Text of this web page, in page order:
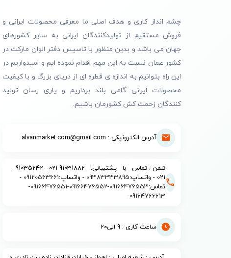
چشم انداز کاری و هدف اصلی ما معرفی محصولات ایرانی و
فروش مستقیم از تولیدکنندگان ایرانی به سایر کشورهای
جهان می باشد و بدین منظور با تاسیس دفتر الوان مارکت در
کشور عمان نسبت به این مهم اقدام نموده ایم و امیدواریم در
این راه بتوانیم به اندازه ی قطره ای از دریای بزرگ و با کیفیت
محصولات ایرانی گامی بلند برداریم و یاری رسان تولید
کنندگان زحمت کش کشورمان باشیم.
آدرس الکترونیکی : alvanmarket.com@gmail.com
تلفن : تماس - با - پشتیبانی: - 91031882-021 - 91035242-
021 - واتساپ:
09383333895 - واتساپ:09120563661
-
تماس:09166476553
-
09166476552
-
09166476551
-
09164766613
-
ساعت کاری : 9 الی20